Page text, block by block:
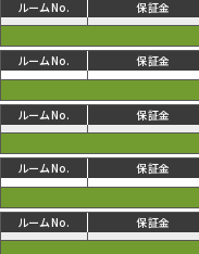
04 94,600円
05 85,800円
06 88,000円
07 88,000円
08 90,200円